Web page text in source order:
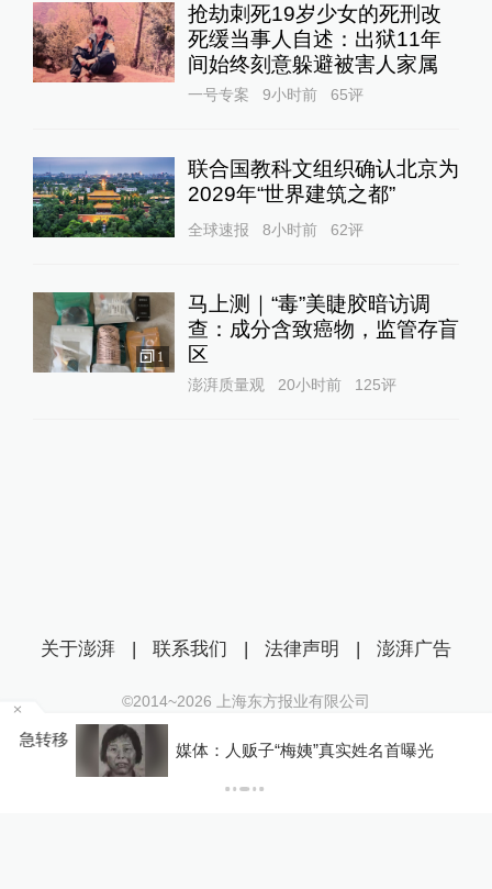
抢劫刺死19岁少女的死刑改
死缓当事人自述：出狱11年
间始终刻意躲避被害人家属
一号专案 9小时前 65评
联合国教科文组织确认北京为
2029年“世界建筑之都”
全球速报 8小时前 62评
1
马上测｜“毒”美睫胶暗访调
查：成分含致癌物，监管存盲
区
澎湃质量观 20小时前 125评
媒体：人贩子“梅姨”真实姓名首曝光
关于澎湃 | 联系我们 | 法律声明 | 澎湃广告
©2014~2026 上海东方报业有限公司
沪ICP证：沪B2-20170116 | 沪ICP备14003370号
互联网新闻信息服务许可证：31120170006
沪公网安备 31010602000299号